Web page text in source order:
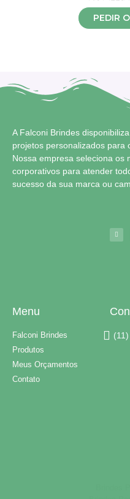
PEDIR
A Falconi Brindes
projetos personalizados para
Nossa empresa seleciona os
corporativos para atender
sucesso da sua marca ou
Menu
Falconi Brindes
Produtos
Meus Orçamentos
Contato